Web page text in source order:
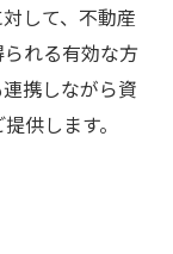
して、不動産
れる有効な方
携しながら資
供します。